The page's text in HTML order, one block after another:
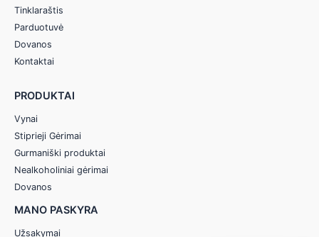
Tinklaraštis
Parduotuvė
Dovanos
Kontaktai
PRODUKTAI
Vynai
Stiprieji Gėrimai
Gurmaniški produktai
Nealkoholiniai gėrimai
Dovanos
MANO PASKYRA
Užsakymai